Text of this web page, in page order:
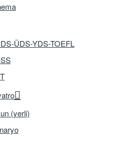
ÜDS-YDS-TOEFL
(yerli)